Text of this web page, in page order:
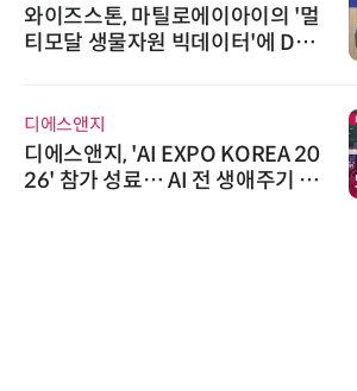
와이즈스톤, 마틸로에이아이의 '멀
티모달 생물자원 빅데이터'에 DQ
디에스앤지
디에스앤지, 'AI EXPO KOREA 20
26' 참가 성료… AI 전 생애주기 아